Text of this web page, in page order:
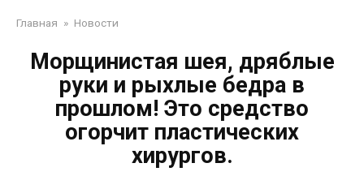
Главная » Новости
Морщинистая шея, дряблые
руки и рыхлые бедра в
прошлом! Это средство
огорчит пластических
хирургов.